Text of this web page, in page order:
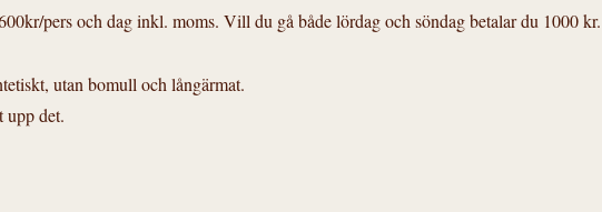
pers och dag inkl. moms. Vill du gå både lördag och söndag betalar du 1000 kr.
utan bomull och långärmat.
upp det.